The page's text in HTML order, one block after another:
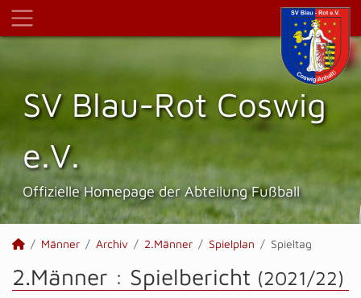
SV Blau-Rot Coswig
e.V.
Offizielle Homepage der Abteilung Fußball
Männer Archiv 2.Männer Spielplan Spieltag
2.Männer : Spielbericht (2021/22)